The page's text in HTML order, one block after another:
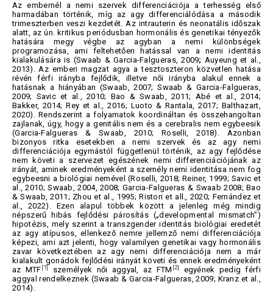
Az embernél a nemi szervek differenciációja a terhesség első
harmadában történik, míg az agy differenciálódása a második
trimeszterben veszi kezdetét. Az intrauterin és neonatális időszak
alatt, az ún. kritikus periódusban hormonális és genetikai tényezők
hatására megy végbe az agyban a nemi különbségek
programozása, ami feltehetően hatással van a nemi identitás
kialakulására is (Swaab & Garcia-Falgueras, 2009; Auyeung et al.,
2013). Az emberi magzat agya a tesztoszteron közvetlen hatása
révén férfi irányba fejlődik, illetve női irányba alakul ennek a
hatásnak a hiányában (Swaab, 2007; Swaab & Garcia-Falgueras,
2009; Savic et al., 2010; Bao & Swaab, 2011; Abé et al., 2014;
Bakker, 2014; Rey et al., 2016; Luoto & Rantala, 2017; Balthazart,
2020). Rendszerint a folyamatok koordináltan és összehangoltan
zajlanak, úgy, hogy a genitális nem és a cerebralis nem egybeesik
(Garcia-Falgueras & Swaab, 2010; Roselli, 2018). Azonban
bizonyos ritka esetekben a nemi szervek és az agy nemi
differenciációja egymástól függetlenül történik, az agy fejlődése
nem követi a szervezet egészének nemi differenciációjának az
irányát, aminek eredményeként a személy nemi identitása nem fog
egybeesni a biológiai nemével (Roselli, 2018; Reiner, 1999; Savic et
al., 2010; Swaab, 2004, 2008; Garcia-Falgueras & Swaab 2008; Bao
& Swaab, 2011; Zhou et al., 1995; Ristori et all., 2020; Fernández et
al., 2022). Ezen alapul többek között a jelenleg még mindig
népszerű hibás fejlődési párosítás („developmental mismatch”)
hipotézis, mely szerint a transzgender identitás biológiai eredetét
az agy atípusos, ellenkező nemre jellemző nemi differenciációja
képezi, ami azt jelenti, hogy valamilyen genetikai vagy hormonális
zavar következtében az agy nemi differenciációja nem a már
kialakult gonádok fejlődési irányát követi és ennek eredményeként
az MTF[1] személyek női aggyal, az FTM [2]
egyének pedig férfi
aggyal rendelkeznek (Swaab & Garcia-Falgueras, 2009; Kranz et al.,
2014).